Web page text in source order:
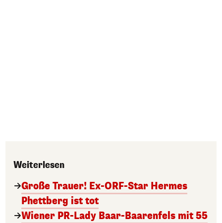
Weiterlesen
Große Trauer! Ex-ORF-Star Hermes
Phettberg ist tot
Wiener PR-Lady Baar-Baarenfels mit 55